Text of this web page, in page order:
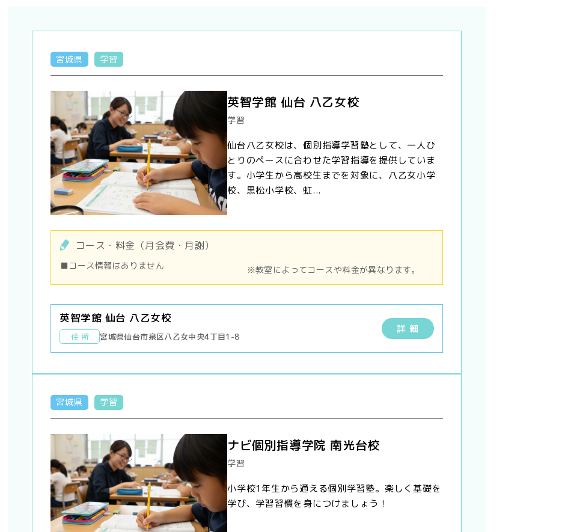
宮城県 学習
英智学館 仙台 八乙女校
学習
仙台八乙女校は、個別指導学習塾として、一人ひ
とりのペースに合わせた学習指導を提供していま
す。小学生から高校生までを対象に、八乙女小学
校、黒松小学校、虹...
コース・料金（月会費・月謝）
■コース情報はありません ※教室によってコースや料金が異なります。
英智学館 仙台 八乙女校
住 所 宮城県仙台市泉区八乙女中央4丁目1-8
詳 細
宮城県 学習
ナビ個別指導学院 南光台校
学習
小学校1年生から通える個別学習塾。楽しく基礎を
学び、学習習慣を身につけましょう！